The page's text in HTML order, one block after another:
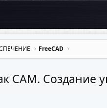
FreeCAD
CAM.